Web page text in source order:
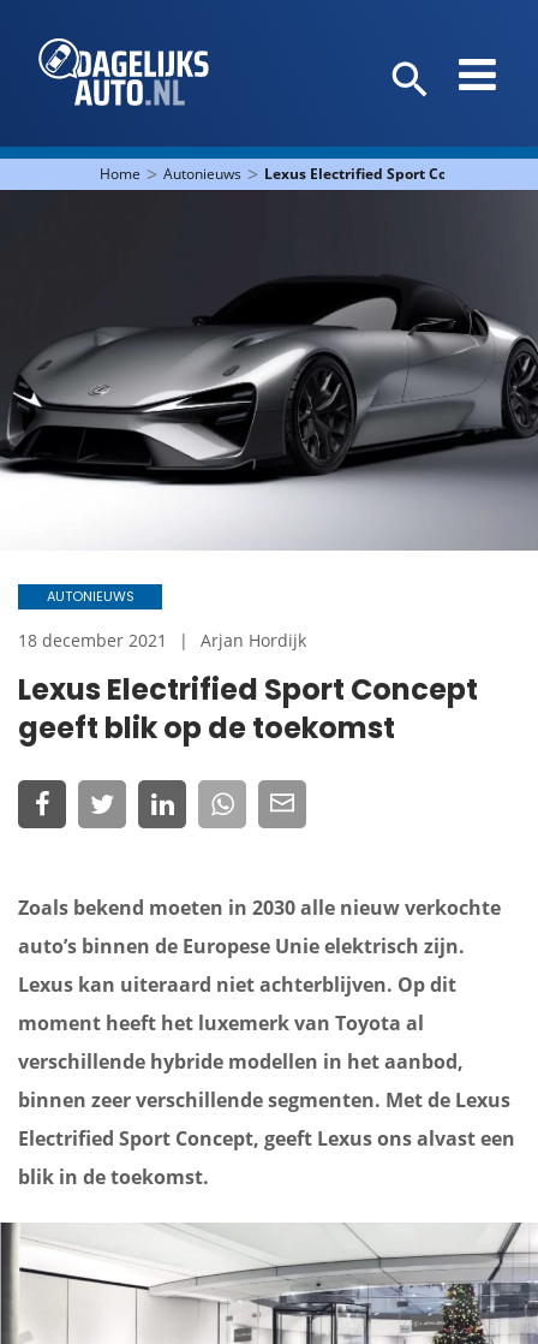
Home > Autonieuws > Lexus Electrified Sport Concept geeft
Lexus Electrified Sport Concept
geeft blik op de toekomst
AUTONIEUWS
18 december 2021 Arjan Hordijk
Zoals bekend moeten in 2030 alle nieuw verkochte
auto’s binnen de Europese Unie elektrisch zijn.
Lexus kan uiteraard niet achterblijven. Op dit
moment heeft het luxemerk van Toyota al
verschillende hybride modellen in het aanbod,
binnen zeer verschillende segmenten. Met de Lexus
Electrified Sport Concept, geeft Lexus ons alvast een
blik in de toekomst.